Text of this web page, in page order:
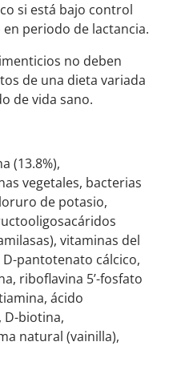
si está bajo control
periodo de lactancia.
no deben
de una dieta variada
de vida sano.
(13.8%),
vegetales, bacterias
de potasio,
vitaminas del
pantotenato cálcico,
riboflavina 5’-fosfato
ácido
biotina,
natural (vainilla),